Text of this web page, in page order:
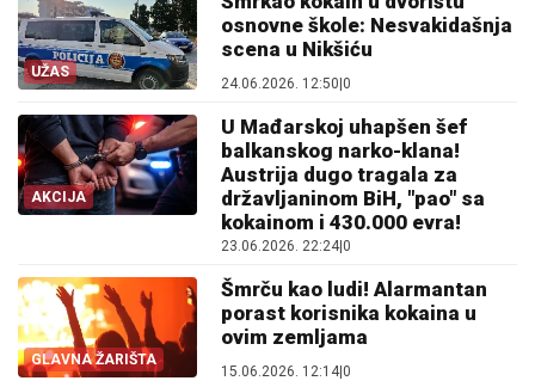
UŽAS
osnovne škole: Nesvakidašnja
scena u Nikšiću
24.06.2026. 12:50|0
AKCIJA
U Mađarskoj uhapšen šef
balkanskog narko-klana!
Austrija dugo tragala za
državljaninom BiH, "pao" sa
kokainom i 430.000 evra!
23.06.2026. 22:24|0
GLAVNA ŽARIŠTA
Šmrču kao ludi! Alarmantan
porast korisnika kokaina u
ovim zemljama
15.06.2026. 12:14 0